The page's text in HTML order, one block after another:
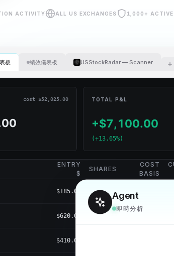
ACTIVITY ALL US EXCHANGES 1,000+ ACTIVE
板 績效儀表板 USStockRadar — Scanner
cost $52,025.00 TOTAL P&L
+$7,100.00
(+13.65%)
ENTRY
$
SHARES
COST
BASIS
$185.00 50 9,250.00
$620.00
$410.00
Agent
即時分析